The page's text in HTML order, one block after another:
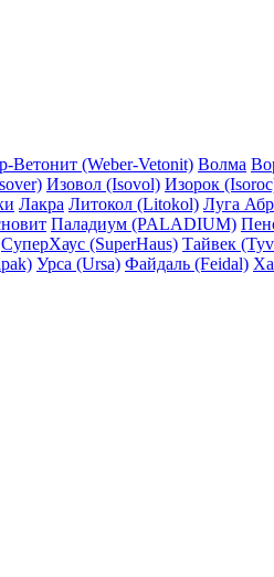
Ветонит (Weber-Vetonit) Волма
Изовол (Isovol) Изорок
Лакра Литокол (Litokol) Луга
Паладиум (PALADIUM)
СуперХаус (SuperHaus) Тайвек
Урса (Ursa) Файдаль (Feidal)